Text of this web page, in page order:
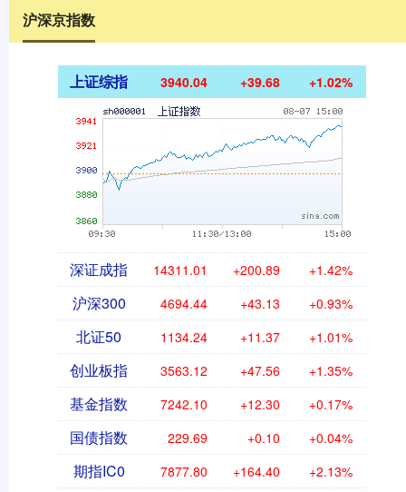
沪深京指数
上证综指 3940.04 +39.68 +1.02%
深证成指 14311.01 +200.89 +1.42%
沪深300 4694.44 +43.13 +0.93%
北证50 1134.24 +11.37 +1.01%
创业板指 3563.12 +47.56 +1.35%
基金指数 7242.10 +12.30 +0.17%
国债指数 229.69 +0.10 +0.04%
期指IC0 7877.80 +164.40 +2.13%